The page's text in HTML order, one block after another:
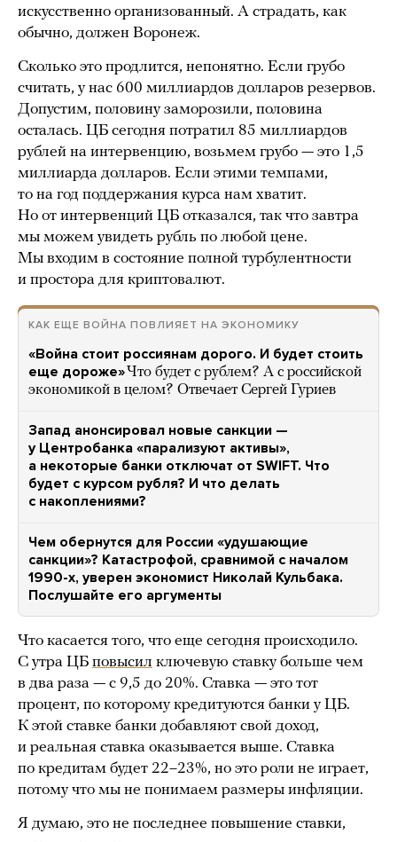
искусственно организованный. А страдать, как
обычно, должен Воронеж.
Сколько это продлится, непонятно. Если грубо
считать, у нас 600 миллиардов долларов резервов.
Допустим, половину заморозили, половина
осталась. ЦБ сегодня потратил 85 миллиардов
рублей на интервенцию, возьмем грубо — это 1,5
миллиарда долларов. Если этими темпами,
то на год поддержания курса нам хватит.
Но от интервенций ЦБ отказался, так что завтра
мы можем увидеть рубль по любой цене.
Мы входим в состояние полной турбулентности
и простора для криптовалют.
КАК ЕЩЕ ВОЙНА ПОВЛИЯЕТ НА ЭКОНОМИКУ
«Война стоит россиянам дорого. И будет стоить
еще дороже»Что будет с рублем? А с российской
экономикой в целом? Отвечает Сергей Гуриев
Запад анонсировал новые санкции —
у Центробанка «парализуют активы»,
а некоторые банки отключат от SWIFT. Что
будет с курсом рубля? И что делать
с накоплениями?
Чем обернутся для России «удушающие
санкции»? Катастрофой, сравнимой с началом
1990-х, уверен экономист Николай Кульбака.
Послушайте его аргументы
Что касается того, что еще сегодня происходило.
С утра ЦБ повысил ключевую ставку больше чем
в два раза — с 9,5 до 20%. Ставка — это тот
процент, по которому кредитуются банки у ЦБ.
К этой ставке банки добавляют свой доход,
и реальная ставка оказывается выше. Ставка
по кредитам будет 22–23%, но это роли не играет,
потому что мы не понимаем размеры инфляции.
Я думаю, это не последнее повышение ставки,